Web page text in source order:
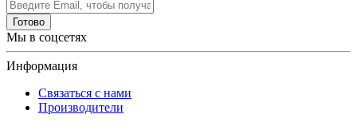
Готово
Мы в соцсетях
Информация
Связаться с нами
Производители